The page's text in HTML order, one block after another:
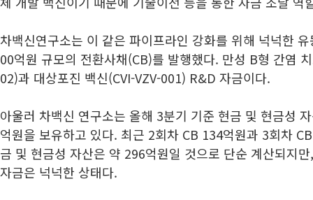
차백신연구소는 이 같은 파이프라인 강화를 위해 넉넉한
00억원 규모의 전환사채(CB)를 발행했다. 만성 B형 간염
02)과 대상포진 백신(CVI-VZV-001) R&D 자금이다.
아울러 차백신 연구소는 올해 3분기 기준 현금 및 현금성
억원을 보유하고 있다. 최근 2회차 CB 134억원과 3회차
금 및 현금성 자산은 약 296억원일 것으로 단순 계산되지
자금은 넉넉한 상태다.